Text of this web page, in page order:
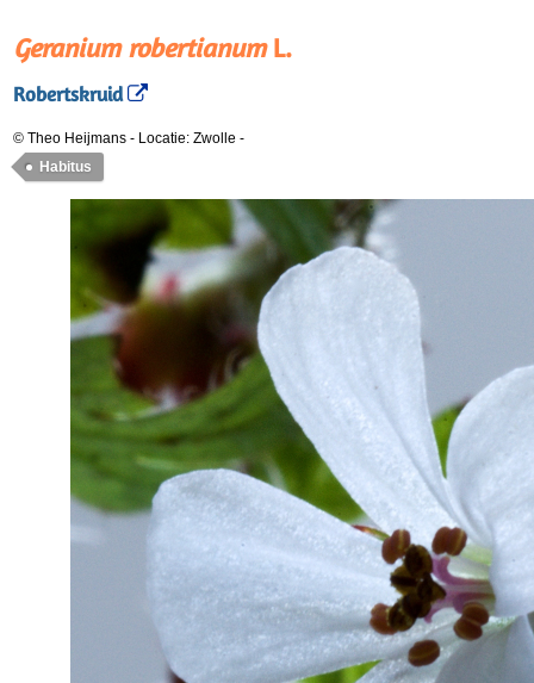
Geranium robertianumL.
Robertskruid
© Theo Heijmans - Locatie: Zwolle -
Habitus